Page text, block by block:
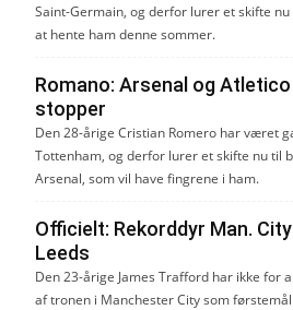
Saint-Germain, og derfor lurer et skifte
at hente ham denne sommer.
Romano: Arsenal og
stopper
Den 28-årige Cristian Romero har været
Tottenham, og derfor lurer et skifte nu til
Arsenal, som vil have fingrene i ham.
Officielt: Rekorddyr Man.
Leeds
Den 23-årige James Trafford har ikke for
af tronen i Manchester City som